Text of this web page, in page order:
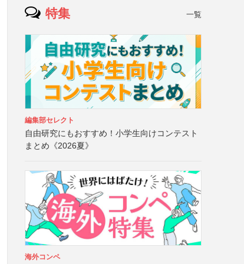
特集 一覧
編集部セレクト
自由研究にもおすすめ！小学生向けコンテスト
まとめ《2026夏》
海外コンペ